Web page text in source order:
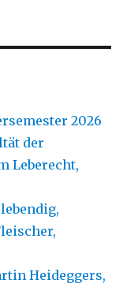
2026
der
Leberecht,
Heideggers,